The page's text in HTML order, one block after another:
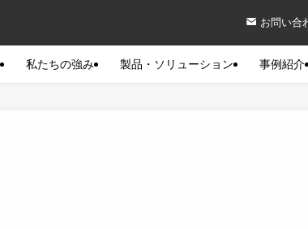
私たちの強み 製品・ソリューション 事例紹介
お問い合